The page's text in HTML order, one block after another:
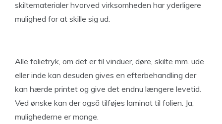
skiltematerialer hvorved virksomheden har yderligere
mulighed for at skille sig ud.
Alle folietryk, om det er til vinduer, døre, skilte mm. ude
eller inde kan desuden gives en efterbehandling der
kan hærde printet og give det endnu længere levetid.
Ved ønske kan der også tilføjes laminat til folien. Ja,
mulighederne er mange.